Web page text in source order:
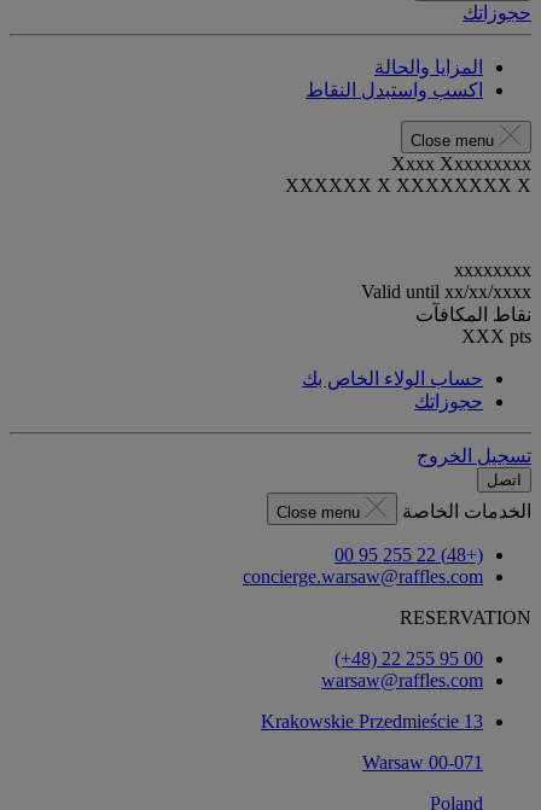
حجوزاتك
المزايا والحالة
اكسب واستبدل النقاط
Close menu
Xxxx Xxxxxxxxx
XXXXXX X XXXXXXXX X
xxxxxxxx
Valid until xx/xx/xxxx
نقاط المكافآت
XXX pts
حساب الولاء الخاص بك
حجوزاتك
تسجيل الخروج
اتصل
الخدمات الخاصة Close menu
(+48) 22 255 95 00
concierge.warsaw@raffles.com
RESERVATION
‎(+48) 22 255 95 00‏
warsaw@raffles.com
Krakowskie Przedmieście 13
00-071 Warsaw
Poland